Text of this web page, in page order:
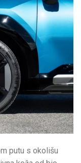
putu s okolišu